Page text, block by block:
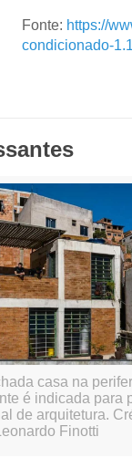
Fonte: https://
condicionado-
casa na
é indicada para
de arquitetura.
Leonardo Finotti